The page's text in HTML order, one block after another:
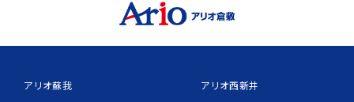
アリオ蘇我 アリオ西新井